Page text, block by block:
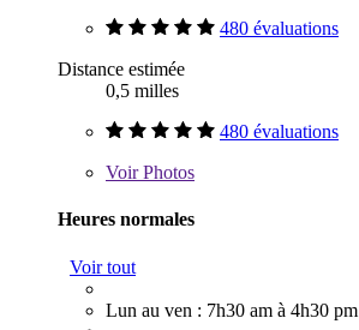
480 évaluations
Distance estimée
0,5 milles
480 évaluations
VoirPhotos
Heures normales
Voir tout
Lun au ven : 7h30 am à 4h30 pm